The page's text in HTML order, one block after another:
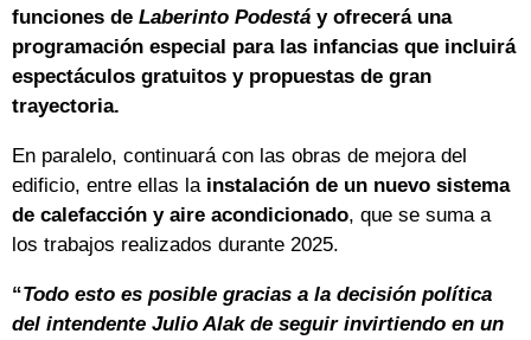
funciones de Laberinto Podestá y ofrecerá una
programación especial para las infancias que incluirá
espectáculos gratuitos y propuestas de gran
trayectoria.
En paralelo, continuará con las obras de mejora del
edificio, entre ellas la instalación de un nuevo sistema
de calefacción y aire acondicionado, que se suma a
los trabajos realizados durante 2025.
“Todo esto es posible gracias a la decisión política
del intendente Julio Alak de seguir invirtiendo en un